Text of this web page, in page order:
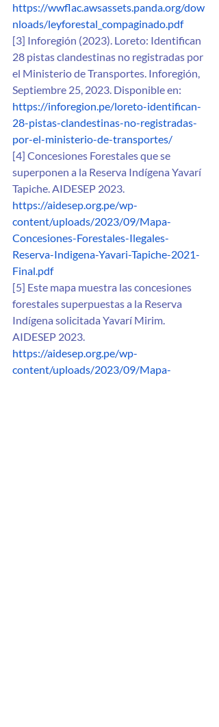
https://wwflac.awsassets.panda.org/dow
nloads/leyforestal_compaginado.pdf
[3] Inforegión (2023). Loreto: Identifican
28 pistas clandestinas no registradas por
el Ministerio de Transportes. Inforegión,
Septiembre 25, 2023. Disponible en:
https://inforegion.pe/loreto-identifican-
28-pistas-clandestinas-no-registradas-
por-el-ministerio-de-transportes/
[4] Concesiones Forestales que se
superponen a la Reserva Indígena Yavarí
Tapiche. AIDESEP 2023.
https://aidesep.org.pe/wp-
content/uploads/2023/09/Mapa-
Concesiones-Forestales-Ilegales-
Reserva-Indigena-Yavari-Tapiche-2021-
Final.pdf
[5] Este mapa muestra las concesiones
forestales superpuestas a la Reserva
Indígena solicitada Yavarí Mirim.
AIDESEP 2023.
https://aidesep.org.pe/wp-
content/uploads/2023/09/Mapa-